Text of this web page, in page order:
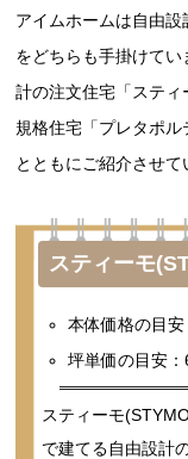
アイムホームは自由
をどちらも手掛けて
計の注文住宅「スティ
規格住宅「プレタポ
とともにご紹介させて
スティーモ
本体価格の目
坪単価の目安：
スティーモ
で建てる自由設計